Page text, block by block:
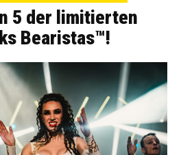
5 der limitierten
Bearistas™!